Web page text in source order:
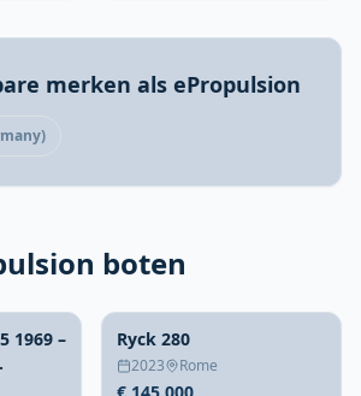
merken als ePropulsion
boten
1969 –
Ryck 280
2023 Rome